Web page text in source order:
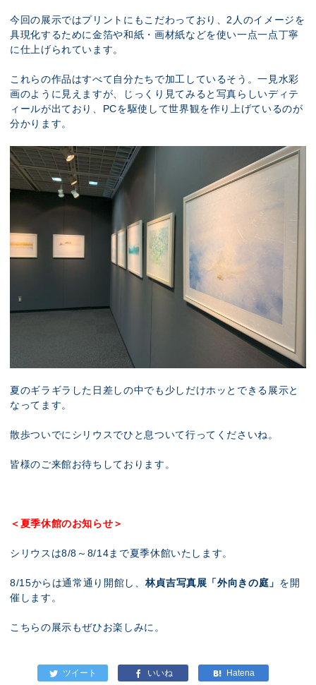
今回の展示ではプリントにもこだわっており、2人のイメージを
具現化するために金箔や和紙・画材紙などを使い一点一点丁寧
に仕上げられています。
これらの作品はすべて自分たちで加工しているそう。一見水彩
画のように見えますが、じっくり見てみると写真らしいディテ
ィールが出ており、PCを駆使して世界観を作り上げているのが
分かります。
夏のギラギラした日差しの中でも少しだけホッとできる展示と
なってます。
散歩ついでにシリウスでひと息ついて行ってくださいね。
皆様のご来館お待ちしております。
＜夏季休館のお知らせ＞
シリウスは8/8～8/14まで夏季休館いたします。
8/15からは通常通り開館し、 林貞吉写真展「外向きの庭」 を開
催します。
こちらの展示もぜひお楽しみに。